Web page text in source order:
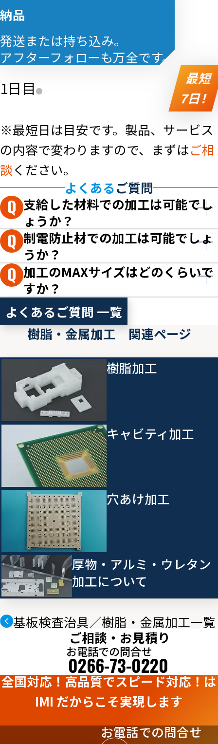
納品
発送または持ち込み。
アフターフォローも万全です。
1日目
最短
7日！
※最短日は目安です。製品、サービス
の内容で変わりますので、まずはご相
談ください。
よくあるご質問
支給した材料での加工は可能でし
ょうか？
制電防止材での加工は可能でしょ
うか？
加工のMAXサイズはどのくらいで
すか？
よくあるご質問 一覧
樹脂・金属加工 関連ページ
樹脂加工
キャビティ加工
穴あけ加工
厚物・アルミ・ウレタン
加工について
基板検査治具／樹脂・金属加工一覧
ご相談・お見積り
お電話での問合せ
0266-73-0220
全国対応！高品質でスピード対応！は
IMI だからこそ実現します
お電話での問合せ